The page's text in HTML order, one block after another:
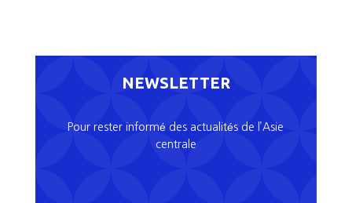
NEWSLETTER
Pour rester informé des actualités de l’Asie
centrale